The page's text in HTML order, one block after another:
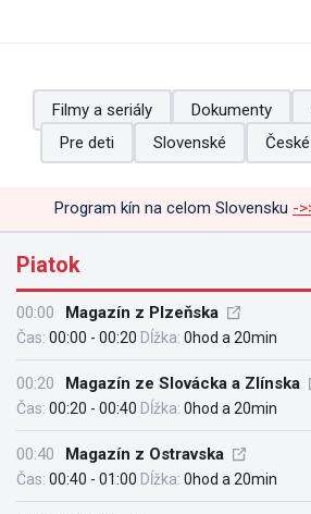
Filmy a seriály Dokumenty
Pre deti
Slovenské České
Program kín na celom Slovensku -
Piatok
00:00 Magazín z Plzeňska
Čas: 00:00 - 00:20 Dĺžka: 0hod a 20min
00:20 Magazín ze Slovácka a Zlínska
Čas: 00:20 - 00:40 Dĺžka: 0hod a 20min
00:40 Magazín z Ostravska
Čas: 00:40 - 01:00 Dĺžka: 0hod a 20min